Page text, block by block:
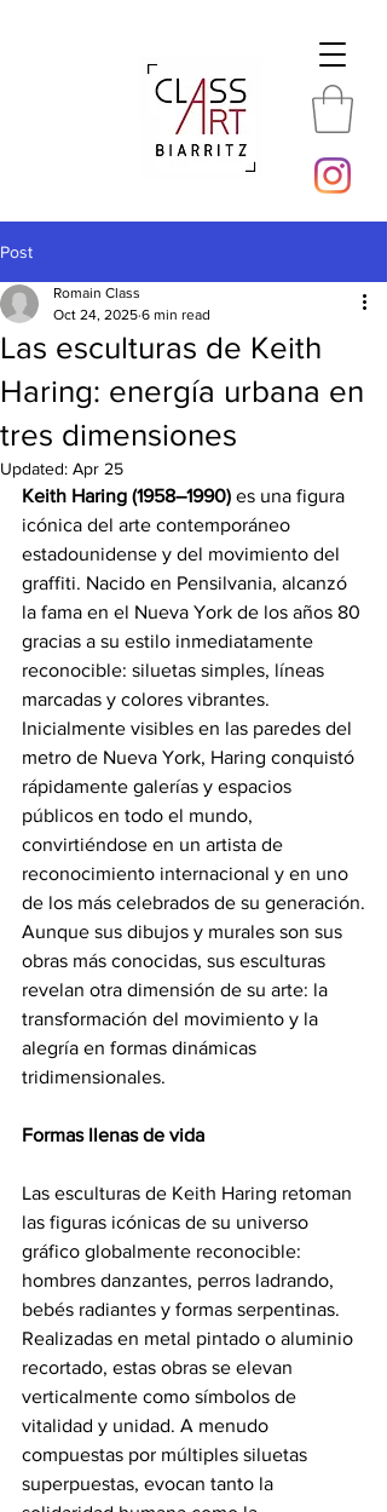
Post
Las esculturas de Keith
Haring: energía urbana en
tres dimensiones
Romain Class
Oct 24, 2025 6 min read
Updated: Apr 25
Keith Haring (1958–1990) es una figura
icónica del arte contemporáneo
estadounidense y del movimiento del
graffiti. Nacido en Pensilvania, alcanzó
la fama en el Nueva York de los años 80
gracias a su estilo inmediatamente
reconocible: siluetas simples, líneas
marcadas y colores vibrantes.
Inicialmente visibles en las paredes del
metro de Nueva York, Haring conquistó
rápidamente galerías y espacios
públicos en todo el mundo,
convirtiéndose en un artista de
reconocimiento internacional y en uno
de los más celebrados de su generación.
Aunque sus dibujos y murales son sus
obras más conocidas, sus esculturas
revelan otra dimensión de su arte: la
transformación del movimiento y la
alegría en formas dinámicas
tridimensionales.
Formas llenas de vida
Las esculturas de Keith Haring retoman
las figuras icónicas de su universo
gráfico globalmente reconocible:
hombres danzantes, perros ladrando,
bebés radiantes y formas serpentinas.
Realizadas en metal pintado o aluminio
recortado, estas obras se elevan
verticalmente como símbolos de
vitalidad y unidad. A menudo
compuestas por múltiples siluetas
superpuestas, evocan tanto la